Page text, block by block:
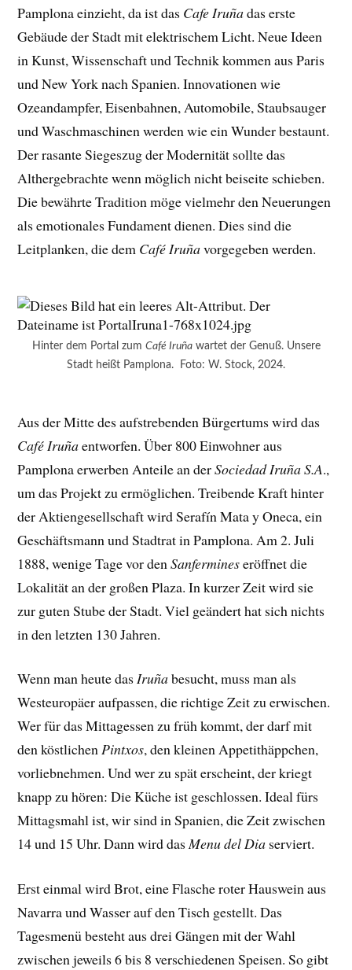
Pamplona einzieht, da ist das Cafe Iruñadas erste
Gebäude der Stadt mit elektrischem Licht. Neue Ideen
in Kunst, Wissenschaft und Technik kommen aus Paris
und New York nach Spanien. Innovationen wie
Ozeandampfer, Eisenbahnen, Automobile, Staubsauger
und Waschmaschinen werden wie ein Wunder bestaunt.
Der rasante Siegeszug der Modernität sollte das
Althergebrachte wenn möglich nicht beiseite schieben.
Die bewährte Tradition möge vielmehr den Neuerungen
als emotionales Fundament dienen. Dies sind die
Leitplanken, die dem Café Iruñavorgegeben werden.
Hinter dem Portal zum Café Iruñawartet der Genuß. Unsere
Stadt heißt Pamplona. Foto: W. Stock, 2024.
Aus der Mitte des aufstrebenden Bürgertums wird das
Café Iruñaentworfen. Über 800 Einwohner aus
Pamplona erwerben Anteile an derSociedad Iruña S.A.,
um das Projekt zu ermöglichen. Treibende Kraft hinter
der Aktiengesellschaft wird Serafín Mata y Oneca, ein
Geschäftsmann und Stadtrat in Pamplona. Am 2. Juli
1888, wenige Tage vor denSanfermineseröffnet die
Lokalität an der großen Plaza. In kurzer Zeit wird sie
zur guten Stube der Stadt. Viel geändert hat sich nichts
in den letzten 130 Jahren.
Wenn man heute dasIruñabesucht, muss man als
Westeuropäer aufpassen, die richtige Zeit zu erwischen.
Wer für das Mittagessen zu früh kommt, der darf mit
den köstlichenPintxos, den kleinen Appetithäppchen,
vorliebnehmen. Und wer zu spät erscheint, der kriegt
knapp zu hören: Die Küche ist geschlossen. Ideal fürs
Mittagsmahl ist, wir sind in Spanien, die Zeit zwischen
14 und 15 Uhr. Dann wird dasMenu del Dia serviert.
Erst einmal wird Brot, eine Flasche roter Hauswein aus
Navarra und Wasser auf den Tisch gestellt. Das
Tagesmenü besteht aus drei Gängen mit der Wahl
zwischen jeweils 6 bis 8 verschiedenen Speisen. So gibt